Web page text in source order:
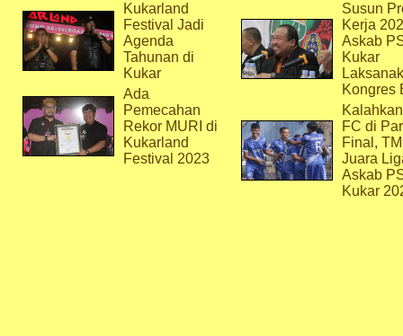
Kukarland
Festival Jadi
Agenda
Tahunan di
Kukar
Ada
Pemecahan
Rekor MURI di
Kukarland
Festival 2023
Susun
Kerja
Askab
Kukar
Kongres
FC di
Final,
Juara
Askab
Kukar